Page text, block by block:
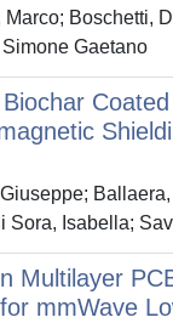
Boschetti,
Gaetano
Coated
Sora, Isabella;
Multilayer
mmWave